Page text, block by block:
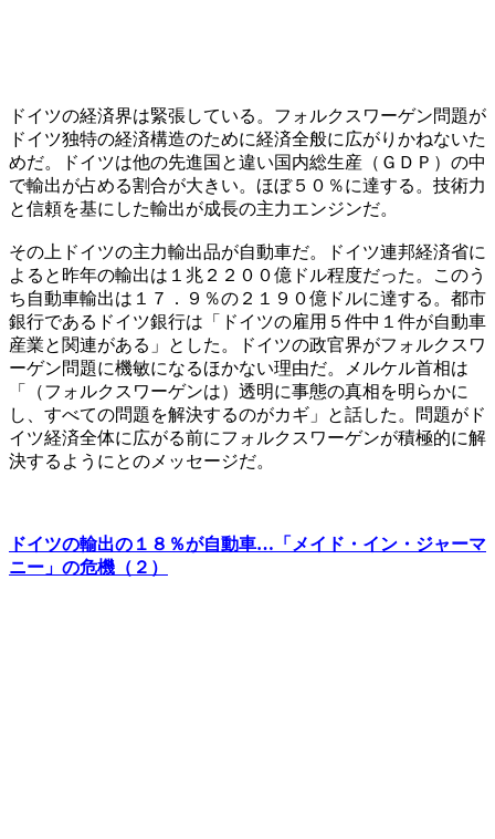
ドイツの経済界は緊張している。フォルクスワーゲン問題が
ドイツ独特の経済構造のために経済全般に広がりかねないた
めだ。ドイツは他の先進国と違い国内総生産（ＧＤＰ）の中
で輸出が占める割合が大きい。ほぼ５０％に達する。技術力
と信頼を基にした輸出が成長の主力エンジンだ。
その上ドイツの主力輸出品が自動車だ。ドイツ連邦経済省に
よると昨年の輸出は１兆２２００億ドル程度だった。このう
ち自動車輸出は１７．９％の２１９０億ドルに達する。都市
銀行であるドイツ銀行は「ドイツの雇用５件中１件が自動車
産業と関連がある」とした。ドイツの政官界がフォルクスワ
ーゲン問題に機敏になるほかない理由だ。メルケル首相は
「（フォルクスワーゲンは）透明に事態の真相を明らかに
し、すべての問題を解決するのがカギ」と話した。問題がド
イツ経済全体に広がる前にフォルクスワーゲンが積極的に解
決するようにとのメッセージだ。
ドイツの輸出の１８％が自動車…「メイド・イン・ジャーマ
ニー」の危機（２）